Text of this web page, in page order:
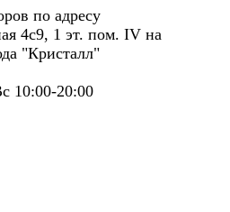
по адресу
4с9, 1 эт. пом. IV на
"Кристалл"
10:00-20:00